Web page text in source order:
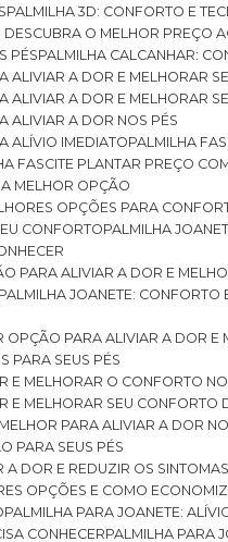
PALMILHA 3D: CONFORTO E
DESCUBRA O MELHOR PREÇO
PÉS
PALMILHA CALCANHAR:
ALIVIAR A DOR E MELHORAR
ALIVIAR A DOR E MELHORAR
ALIVIAR A DOR NOS PÉS
ALÍVIO IMEDIATO
PALMILHA
FASCITE PLANTAR PREÇO
A MELHOR OPÇÃO
OPÇÕES PARA
CONFORTO
PALMILHA
PARA ALIVIAR A DOR E
PALMILHA JOANETE: CONFORTO
OPÇÃO PARA ALIVIAR A DOR
PARA SEUS PÉS
E MELHORAR O CONFORTO
E MELHORAR SEU CONFORTO
PARA ALIVIAR A DOR
PARA SEUS PÉS
A DOR E REDUZIR OS SINTOMAS
OPÇÕES E COMO
PALMILHA PARA JOANETE:
CONHECER
PALMILHA PARA